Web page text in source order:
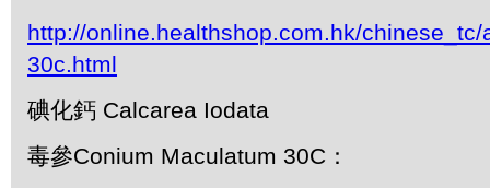
http://online.healthshop.com.hk/
30c.html
碘化鈣 Calcarea Iodata
毒參Conium Maculatum 30C：